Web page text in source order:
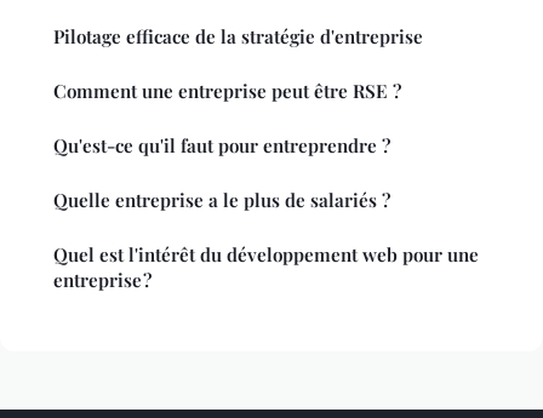
Pilotage efficace de la stratégie d'entreprise
Comment une entreprise peut être RSE ?
Qu'est-ce qu'il faut pour entreprendre ?
Quelle entreprise a le plus de salariés ?
Quel est l'intérêt du développement web pour une
entreprise ?